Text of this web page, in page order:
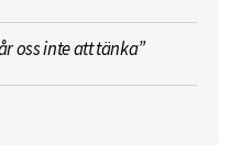
oss inte att tänka”